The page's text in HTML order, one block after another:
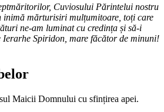
Cuviosului Părintelui nostru
inimă mărturisiri mulțumitoare, toți care
ne-am luminat cu credința și să-i
Ierarhe Spiridon, mare făcător de minuni!
Maicii Domnului cu sfințirea apei.